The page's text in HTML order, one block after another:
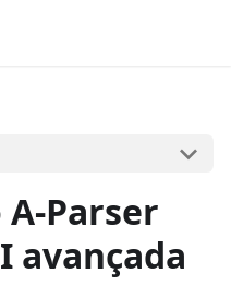
Parser
avançada